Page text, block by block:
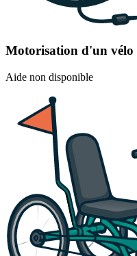
Motorisation d'un vélo
Aide non disponible